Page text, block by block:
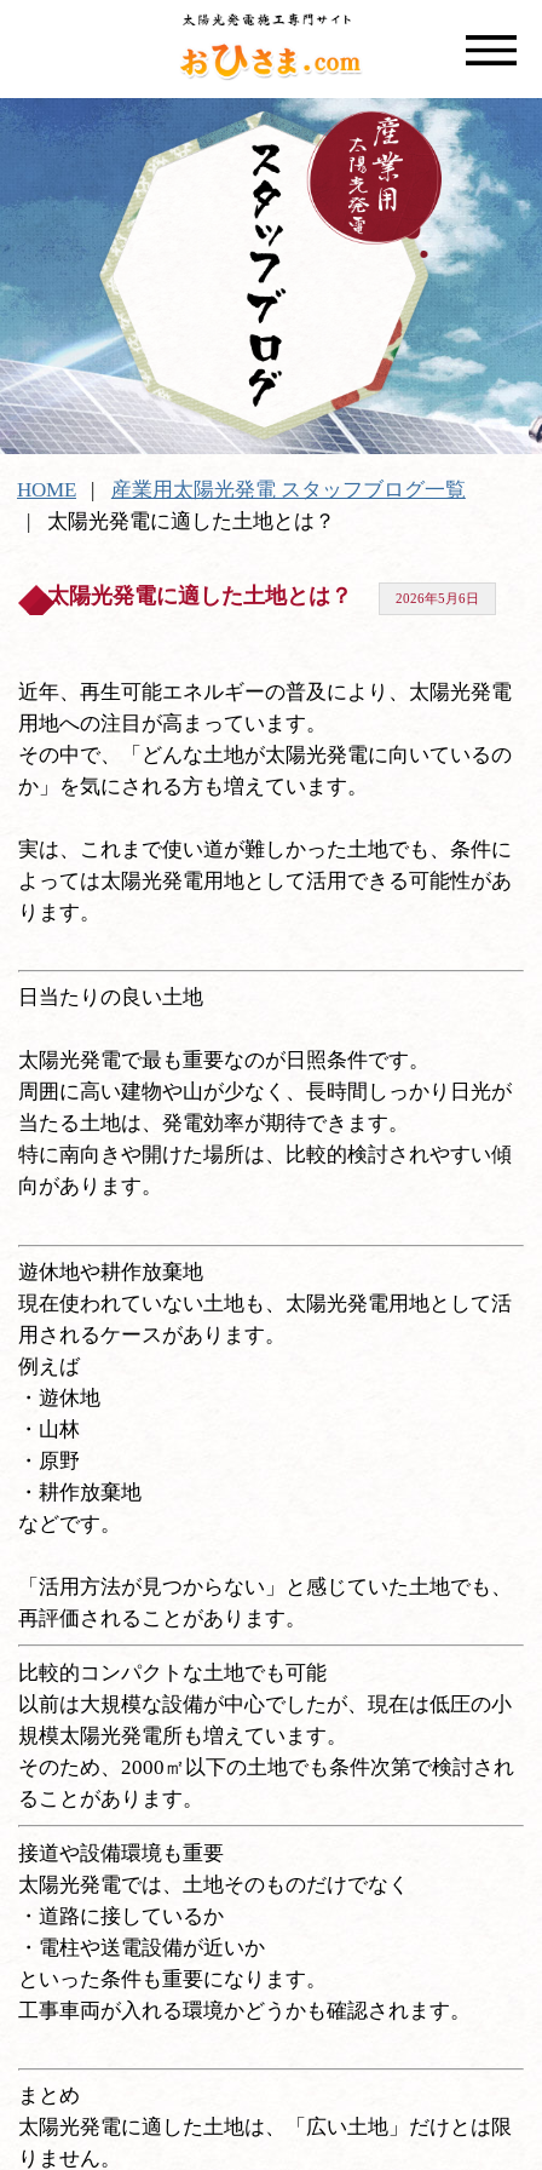
HOME
産業用太陽光発電 スタッフブログ一覧
太陽光発電に適した土地とは？
太陽光発電に適した土地とは？ 2026年5月6日
近年、再生可能エネルギーの普及により、太陽光発電
用地への注目が高まっています。
その中で、「どんな土地が太陽光発電に向いているの
か」を気にされる方も増えています。
実は、これまで使い道が難しかった土地でも、条件に
よっては太陽光発電用地として活用できる可能性があ
ります。
日当たりの良い土地
太陽光発電で最も重要なのが日照条件です。
周囲に高い建物や山が少なく、長時間しっかり日光が
当たる土地は、発電効率が期待できます。
特に南向きや開けた場所は、比較的検討されやすい傾
向があります。
遊休地や耕作放棄地
現在使われていない土地も、太陽光発電用地として活
用されるケースがあります。
例えば
・遊休地
・山林
・原野
・耕作放棄地
などです。
「活用方法が見つからない」と感じていた土地でも、
再評価されることがあります。
比較的コンパクトな土地でも可能
以前は大規模な設備が中心でしたが、現在は低圧の小
規模太陽光発電所も増えています。
そのため、2000㎡以下の土地でも条件次第で検討され
ることがあります。
接道や設備環境も重要
太陽光発電では、土地そのものだけでなく
・道路に接しているか
・電柱や送電設備が近いか
といった条件も重要になります。
工事車両が入れる環境かどうかも確認されます。
まとめ
太陽光発電に適した土地は、「広い土地」だけとは限
りません。